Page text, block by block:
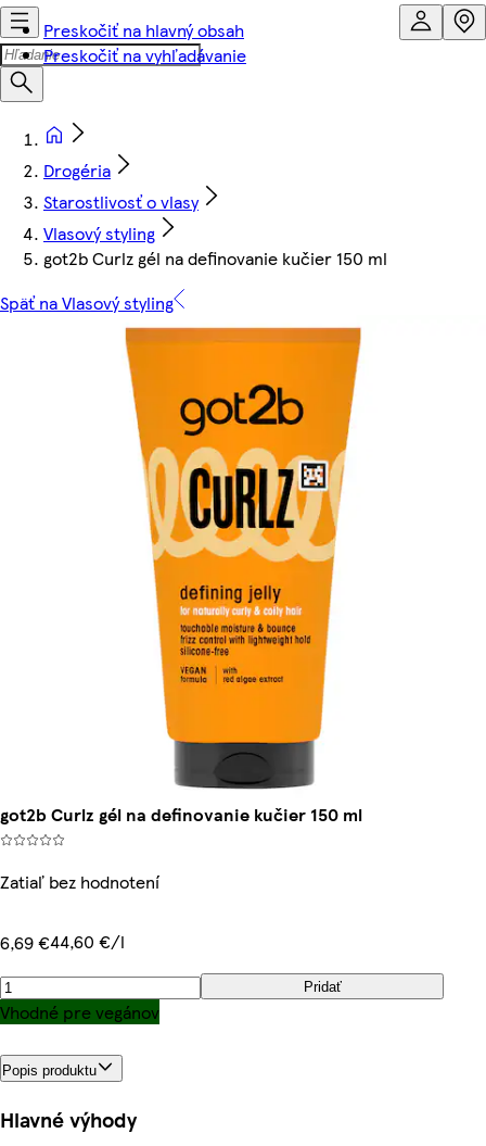
Preskočiť na hlavný obsah
Preskočiť na vyhľadávanie
Drogéria
Starostlivosť o vlasy
Vlasový styling
got2b Curlz gél na definovanie kučier 150 ml
Späť na Vlasový styling
got2b Curlz gél na definovanie kučier 150 ml
Zatiaľ bez hodnotení
6,69 €44,60 €/l
Pridať
Vhodné pre vegánov
Popis produktu
Hlavné výhody